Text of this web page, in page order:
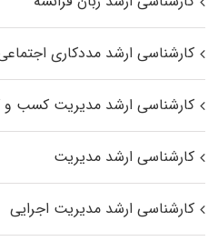
کارشناسی ارشد مددکاری
کارشناسی ارشد مدیریت کسب و
کارشناسی ارشد مدیریت
کارشناسی ارشد مدیریت اجرایی